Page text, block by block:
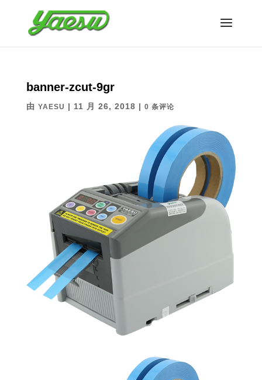
banner-zcut-9gr
由 YAESU | 11 月 26, 2018 | 0 条评论